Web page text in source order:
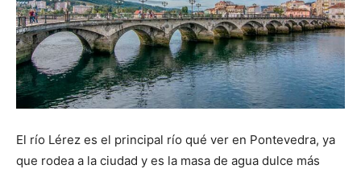
El río Lérez es el principal río qué ver en Pontevedra, ya
que rodea a la ciudad y es la masa de agua dulce más